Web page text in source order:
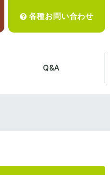
各種お問い合わせ
Q&A